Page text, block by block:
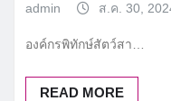
admin ส.ค. 30,
องค์กรพิทักษ์สัตว์สา…
READ MORE